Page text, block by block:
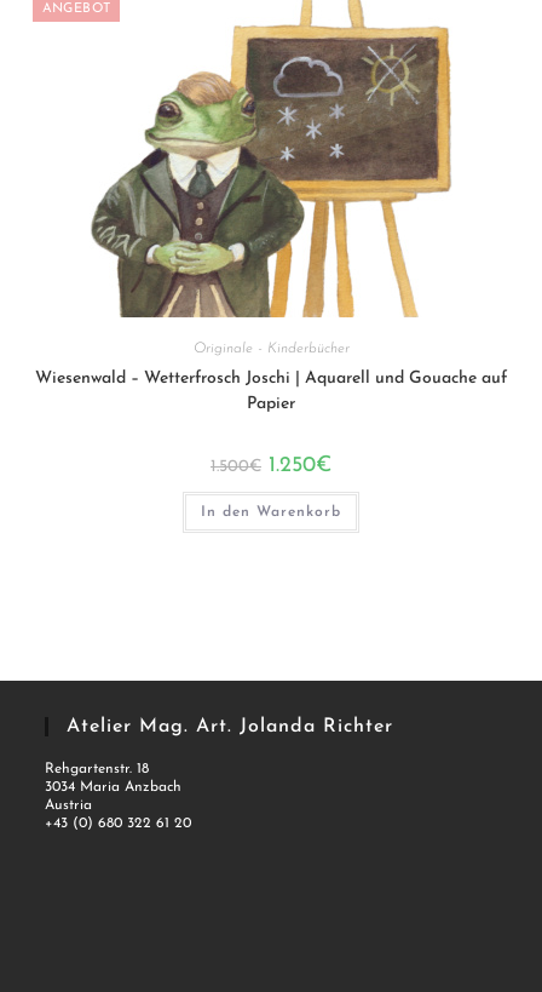
ANGEBOT
Originale - Kinderbücher
Wiesenwald – Wetterfrosch Joschi | Aquarell und Gouache auf
Papier
1.500€ Ursprünglicher
war:
1.500€
1.250€
ist:
1.250€.
In den Warenkorb
Atelier Mag. Art. Jolanda Richter
Rehgartenstr. 18
3034 Maria Anzbach
Austria
+43 (0) 680 322 61 20